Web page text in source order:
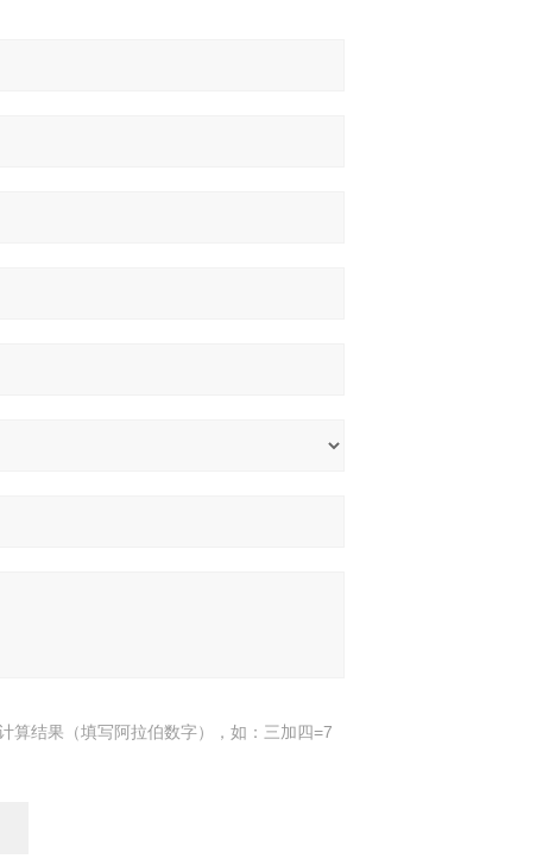
算结果（填写阿拉伯数字），如：三加四=7